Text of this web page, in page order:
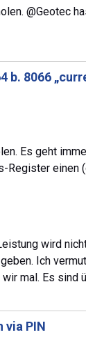
@Geotec
b. 8066
Es geht
einen
wird
Ich
mal. Es sind
via PIN